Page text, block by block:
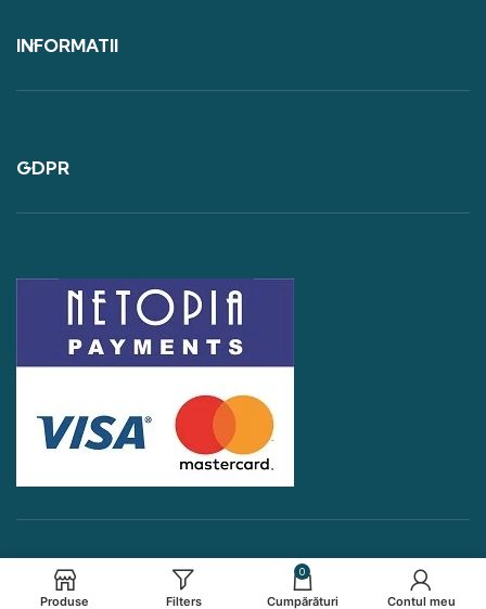
INFORMATII
GDPR
Produse Filters
0
Cumpărături Contul meu